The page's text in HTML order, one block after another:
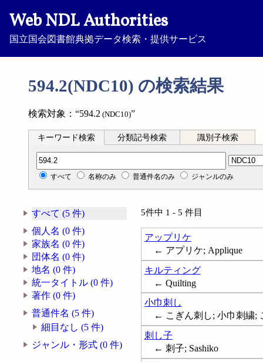
Web NDL Authorities
国立国会図書館典拠データ検索・提供サービス
594.2(NDC10) の検索結果
検索対象：“594.2 (NDC10)”
キーワード検索 分類記号検索 識別子検索
分類記号検索
すべて 名称のみ 普通件名のみ ジャンルのみ
すべて (5 件)
個人名 (0 件)
家族名 (0 件)
団体名 (0 件)
地名 (0 件)
統一タイトル (0 件)
著作 (0 件)
普通件名 (5 件)
細目なし (5 件)
ジャンル・形式 (0 件)
5件中 1 - 5 件目
アップリケ
← アプリケ; Applique
キルティング
← Quilting
小巾刺し
← こぎん刺し; 小巾刺繍;
刺し子
← 刺子; Sashiko